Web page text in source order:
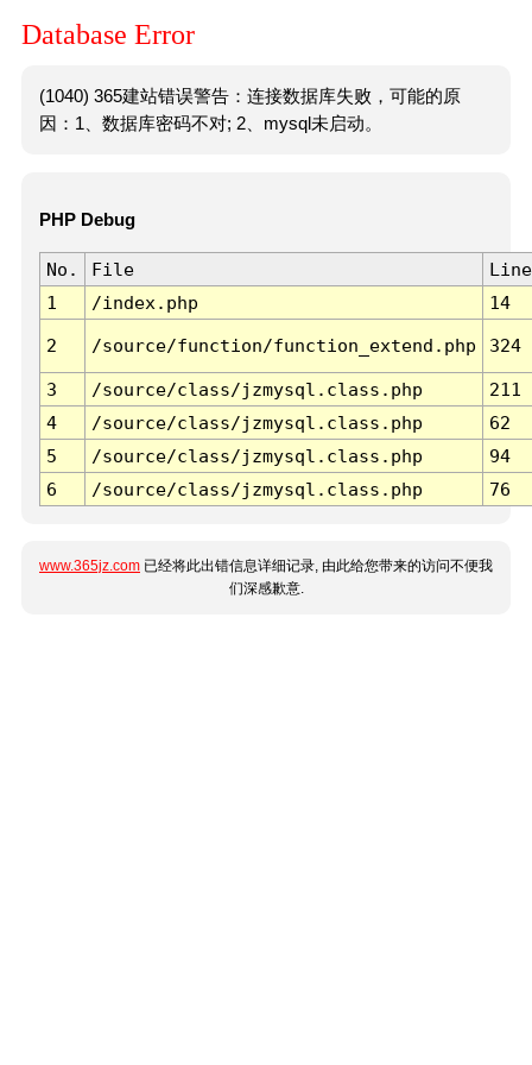
Database Error
(1040) 365建站错误警告：连接数据库失败，可能的原
因：1、数据库密码不对; 2、mysql未启动。
PHP Debug
No. File
Line
1
/index.php 14
2 /source/function/function_extend.php 324
3 /source/class/jzmysql.class.php
211
4
/source/class/jzmysql.class.php
62
5
/source/class/jzmysql.class.php
94
6
/source/class/jzmysql.class.php 76
www.365jz.com 已经将此出错信息详细记录, 由此给您带来的访问不便我
们深感歉意.